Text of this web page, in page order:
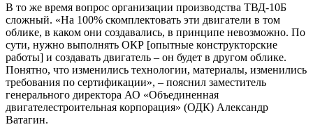
В то же время вопрос организации производства ТВД-10Б
сложный. «На 100% скомплектовать эти двигатели в том
облике, в каком они создавались, в принципе невозможно. По
сути, нужно выполнять ОКР [опытные конструкторские
работы] и создавать двигатель – он будет в другом облике.
Понятно, что изменились технологии, материалы, изменились
требования по сертификации», – пояснил заместитель
генерального директора АО «Объединенная
двигателестроительная корпорация» (ОДК) Александр
Ватагин.